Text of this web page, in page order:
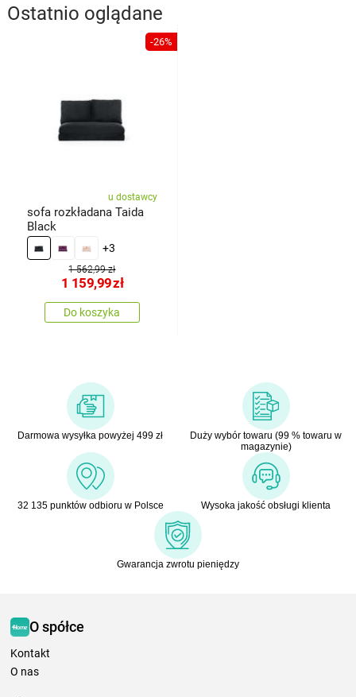
Ostatnio oglądane
-26%
u dostawcy
sofa rozkładana Taida
Black
+3
1 562,99 zł
1 159,99zł
Do koszyka
Darmowa wysyłka powyżej 499 zł
Duży wybór towaru (99 % towaru w
magazynie)
32 135 punktów odbioru w Polsce Wysoka jakość obsługi klienta
Gwarancja zwrotu pieniędzy
O spółce
Kontakt
O nas